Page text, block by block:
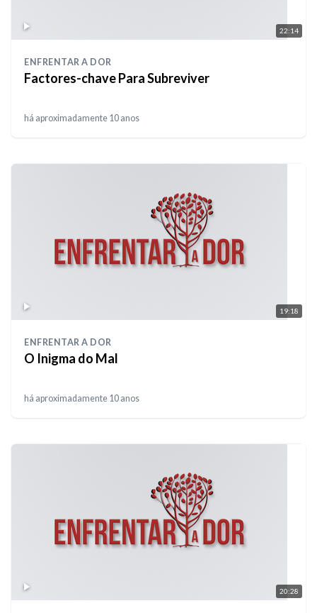
22:14
ENFRENTAR A DOR
Factores-chave Para Subreviver
há aproximadamente 10 anos
19:18
ENFRENTAR A DOR
O Inigma do Mal
há aproximadamente 10 anos
20:28